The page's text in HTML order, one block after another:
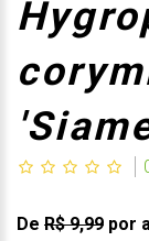
De R$ 9,99 por